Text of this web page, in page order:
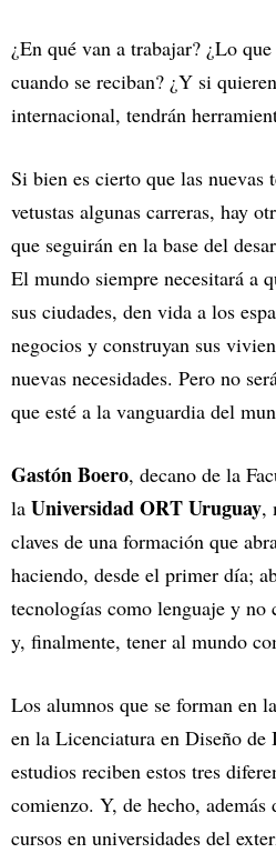
¿En qué van a trabajar? ¿Lo
cuando se reciban? ¿Y si
internacional, tendrán
Si bien es cierto que las nuevas
vetustas algunas carreras, hay
que seguirán en la base del
El mundo siempre necesitará a
sus ciudades, den vida a los
negocios y construyan sus
nuevas necesidades. Pero no
que esté a la vanguardia del
Gastón Boero, decano de la
la Universidad ORT Uruguay,
claves de una formación que
haciendo, desde el primer día;
tecnologías como lenguaje y no
y, finalmente, tener al mundo
Los alumnos que se forman en
en la Licenciatura en Diseño de
estudios reciben estos tres
comienzo. Y, de hecho,
cursos en universidades del